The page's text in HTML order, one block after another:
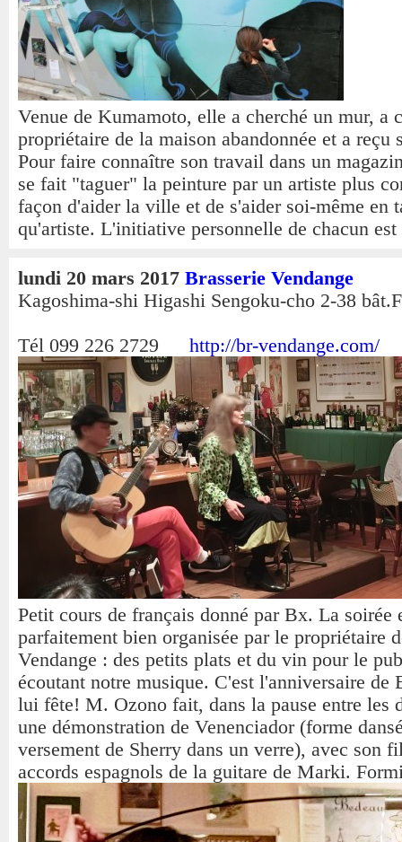
Venue de Kumamoto, elle a cherché un mur, a
propriétaire de la maison abandonnée et a reçu
Pour faire connaître son travail dans un
se fait "taguer" la peinture par un artiste plus
façon d'aider la ville et de s'aider soi-même en
qu'artiste. L'initiative personnelle de chacun
lundi 20 mars 2017 Brasserie Vendange
Kagoshima-shi Higashi Sengoku-cho 2-38
Tél 099 226 2729 http://br-vendange.com/
Petit cours de français donné par Bx. La soirée
parfaitement bien organisée par le propriétaire
Vendange : des petits plats et du vin pour le
écoutant notre musique. C'est l'anniversaire de
lui fête! M. Ozono fait, dans la pause entre les
une démonstration de Venenciador (forme
versement de Sherry dans un verre), avec son
accords espagnols de la guitare de Marki.